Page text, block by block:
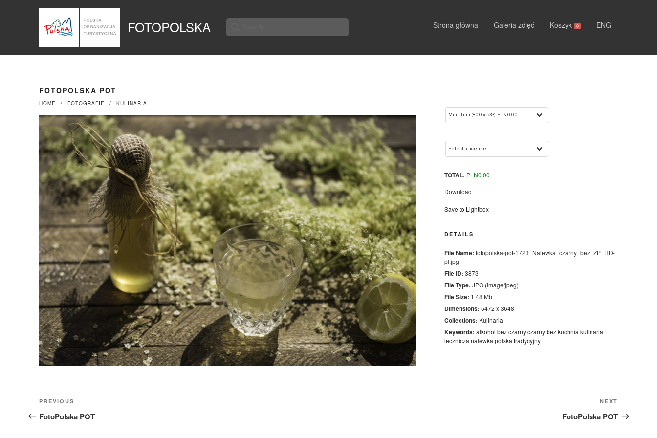
FOTOPOLSKA
Search
for:
Strona główna Galeria zdjęć Koszyk 0 ENG
FOTOPOLSKA POT
HOME FOTOGRAFIE KULINARIA
TOTAL: PLN0.00
Download
Save to Lightbox
DETAILS
File Name: fotopolska-pot-1723_Nalewka_czarny_bez_ZP_HD-
pl.jpg
File ID: 3873
File Type: JPG (image/jpeg)
File Size: 1.48 Mb
Dimensions: 5472 x 3648
Collections: Kulinaria
Keywords: alkohol bezczarnyczarny bezkuchnia kulinaria
lecznicza nalewka polska tradycyjny
Nawigacja
wpisu
Previous
Post
PREVIOUS
FotoPolska POT
Post
NEXT
FotoPolska POT
Panel zarządzania plikami cookies